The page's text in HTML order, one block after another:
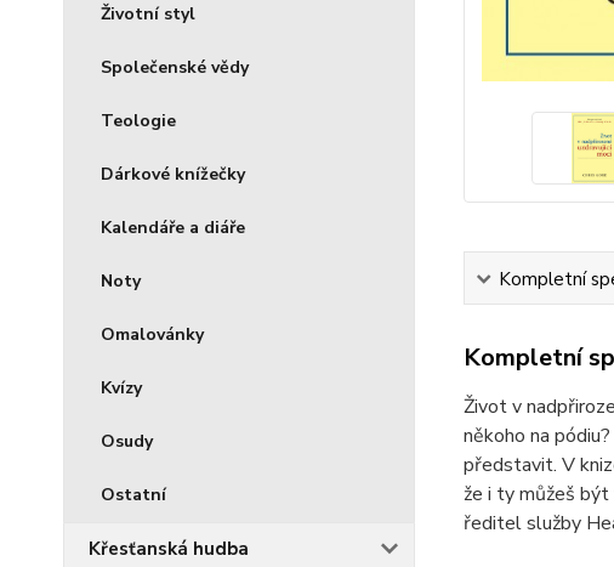
Životní styl
Společenské vědy
Teologie
Dárkové knížečky
Kalendáře a diáře
Noty
Omalovánky
Kvízy
Osudy
Ostatní
Křesťanská hudba
Kompletní
Kompletní
Život v
někoho na
představit. V
že i ty můžeš být
ředitel služby